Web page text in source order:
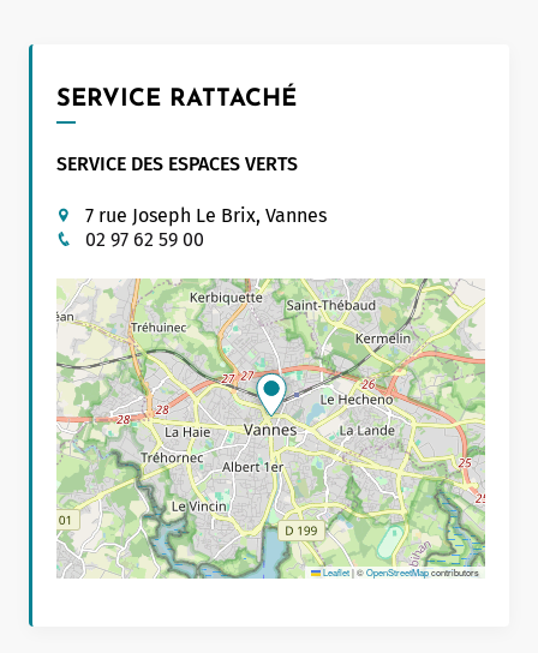
SERVICE RATTACHÉ
SERVICE DES ESPACES VERTS
7 rue Joseph Le Brix, Vannes
02 97 62 59 00
Leaflet|©OpenStreetMapcontributors